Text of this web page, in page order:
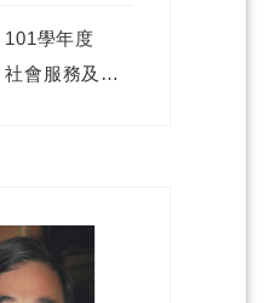
101學年度
社會服務及彰顯天主教精神類